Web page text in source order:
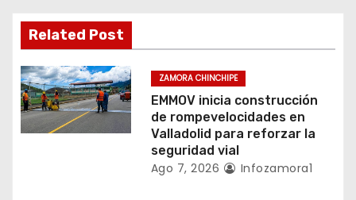
n
d
e
e
Related Post
ZAMORA CHINCHIPE
EMMOV inicia construcción
de rompevelocidades en
Valladolid para reforzar la
seguridad vial
Ago 7, 2026 Infozamora1